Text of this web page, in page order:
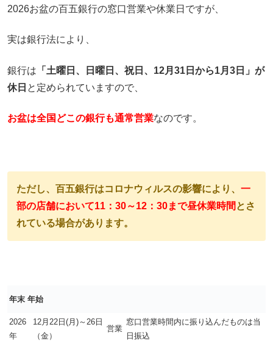
2026お盆の百五銀行の窓口営業や休業日ですが、
実は銀行法により、
銀行は 「土曜日、日曜日、祝日、12月31日から1月3日」が
休日 と定められていますので、
お盆は全国どこの銀行も通常営業なのです。
ただし、百五銀行はコロナウィルスの影響により、 一
部の店舗において11：30～12：30まで昼休業時間 とさ
れている場合があります。
年末 年始
2026
年
12月22日(月)～26日
（金）
営業
窓口営業時間内に振り込んだものは当
日振込